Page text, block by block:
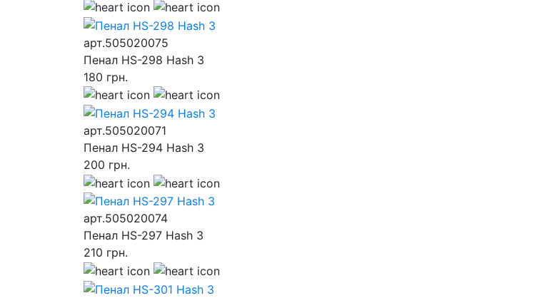
арт.505020075
Пенал HS-298 Hash 3
180 грн.
арт.505020071
Пенал HS-294 Hash 3
200 грн.
арт.505020074
Пенал HS-297 Hash 3
210 грн.